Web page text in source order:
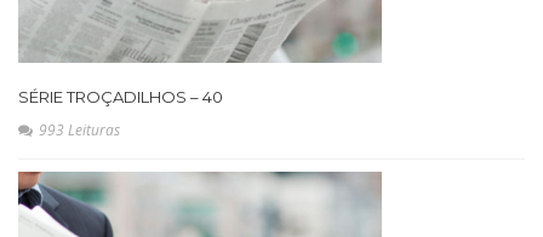
SÉRIE TROÇADILHOS – 40
993 Leituras